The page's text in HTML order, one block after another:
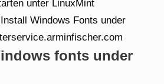
fonts under